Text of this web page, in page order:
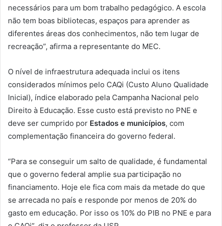
necessários para um bom trabalho pedagógico. A escola
não tem boas bibliotecas, espaços para aprender as
diferentes áreas dos conhecimentos, não tem lugar de
recreação”, afirma a representante do MEC.
O nível de infraestrutura adequada inclui os itens
considerados mínimos pelo CAQi (Custo Aluno Qualidade
Inicial), índice elaborado pela Campanha Nacional pelo
Direito à Educação. Esse custo está previsto no PNE e
deve ser cumprido por Estados e municípios, com
complementação financeira do governo federal.
“Para se conseguir um salto de qualidade, é fundamental
que o governo federal amplie sua participação no
financiamento. Hoje ele fica com mais da metade do que
se arrecada no país e responde por menos de 20% do
gasto em educação. Por isso os 10% do PIB no PNE e para